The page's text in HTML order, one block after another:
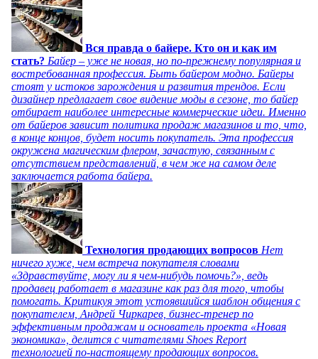
Вся правда о байере. Кто он и как им
стать? Байер – уже не новая, но по-прежнему популярная и
востребованная профессия. Быть байером модно. Байеры
стоят у истоков зарождения и развития трендов. Если
дизайнер предлагает свое видение моды в сезоне, то байер
отбирает наиболее интересные коммерческие идеи. Именно
от байеров зависит политика продаж магазинов и то, что,
в конце концов, будет носить покупатель. Эта профессия
окружена магическим флером, зачастую, связанным с
отсутствием представлений, в чем же на самом деле
заключается работа байера.
Технология продающих вопросов Нет
ничего хуже, чем встреча покупателя словами
«Здравствуйте, могу ли я чем-нибудь помочь?», ведь
продавец работает в магазине как раз для того, чтобы
помогать. Критикуя этот устоявшийся шаблон общения с
покупателем, Андрей Чиркарев, бизнес-тренер по
эффективным продажам и основатель проекта «Новая
экономика», делится с читателями Shoes Report
технологией по-настоящему продающих вопросов.